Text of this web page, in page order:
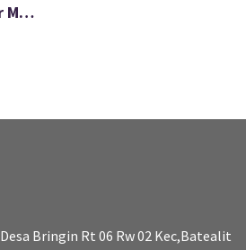
Mebel Tempat Tidur Mewah Blacky Gold Terbaru FS-110
Desa Bringin Rt 06 Rw 02 Kec,Batealit